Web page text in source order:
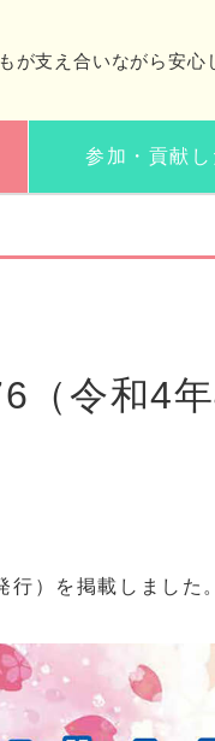
が支え合いながら安心
参加・貢献し
（令和4
）を掲載しました。